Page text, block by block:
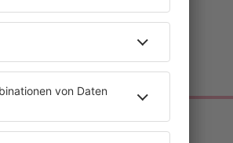
ihr in der neuen Podcastfolge!